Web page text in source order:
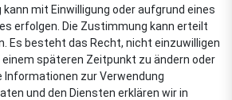
kann mit Einwilligung oder aufgrund eines
erfolgen. Die Zustimmung kann erteilt
Es besteht das Recht, nicht einzuwilligen
einem späteren Zeitpunkt zu ändern oder
Informationen zur Verwendung
und den Diensten erklären wir in